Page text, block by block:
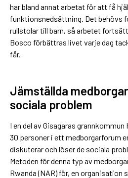
har bland annat arbetat för att få
funktionsnedsättning. Det behövs
rullstolar till barn, så arbetet
Bosco förbättras livet varje dag
får.
Jämställda
sociala problem
I en del av Gisagaras grannkommun
30 personer i ett medborgarforum
diskuterar och löser de sociala
Metoden för denna typ av
Rwanda (NAR) för, en organisation